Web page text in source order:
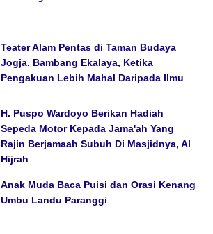
Teater Alam Pentas di Taman Budaya
Jogja. Bambang Ekalaya, Ketika
Pengakuan Lebih Mahal Daripada Ilmu
H. Puspo Wardoyo Berikan Hadiah
Sepeda Motor Kepada Jama'ah Yang
Rajin Berjamaah Subuh Di Masjidnya, Al
Hijrah
Anak Muda Baca Puisi dan Orasi Kenang
Umbu Landu Paranggi